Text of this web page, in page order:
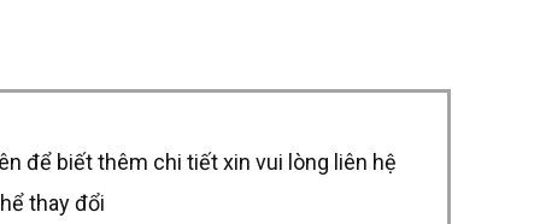
để biết thêm chi tiết xin vui lòng liên hệ
thay đổi